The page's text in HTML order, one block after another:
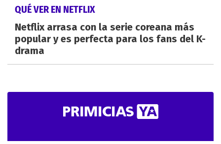
QUÉ VER EN NETFLIX
Netflix arrasa con la serie coreana más
popular y es perfecta para los fans del K-
drama